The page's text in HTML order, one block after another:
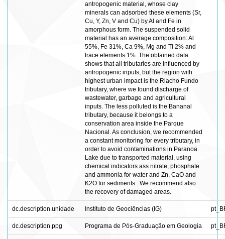
antropogenic material, whose clay
minerals can adsorbed these elements (Sr,
Cu, Y, Zn, V and Cu) by Al and Fe in
amorphous form. The suspended solid
material has an average composition: Al
55%, Fe 31%, Ca 9%, Mg and Ti 2% and
trace elements 1%. The obtained data
shows that all tributaries are influenced by
antropogenic inputs, but the region with
highest urban impact is the Riacho Fundo
tributary, where we found discharge of
wastewater, garbage and agricultural
inputs. The less polluted is the Bananal
tributary, because it belongs to a
conservation area inside the Parque
Nacional. As conclusion, we recommended
a constant monitoring for every tributary, in
order to avoid contaminations in Paranoa
Lake due to transported material, using
chemical indicators ass nitrate, phosphate
and ammonia for water and Zn, CaO and
K2O for sediments . We recommend also
the recovery of damaged areas.
dc.description.unidade Instituto de Geociências (IG)
dc.description.ppg Programa de Pós-Graduação em Geologia